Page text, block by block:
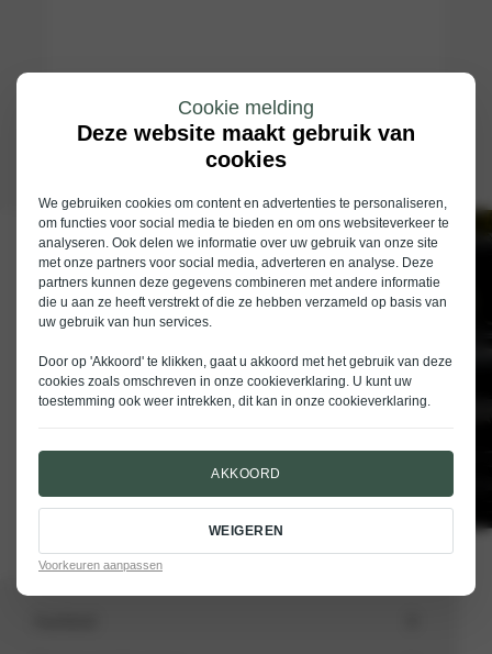
Cookie melding
Deze website maakt gebruik van
cookies
We gebruiken cookies om content en advertenties te personaliseren,
om functies voor social media te bieden en om ons websiteverkeer te
analyseren. Ook delen we informatie over uw gebruik van onze site
met onze partners voor social media, adverteren en analyse. Deze
partners kunnen deze gegevens combineren met andere informatie
die u aan ze heeft verstrekt of die ze hebben verzameld op basis van
uw gebruik van hun services.
Door op 'Akkoord' te klikken, gaat u akkoord met het gebruik van deze
cookies zoals omschreven in onze cookieverklaring. U kunt uw
toestemming ook weer intrekken, dit kan in onze cookieverklaring.
AKKOORD
WEIGEREN
Voorkeuren aanpassen
Schrijf je in voor de nieuwsbrief van
Nieuwenhuijse
E-mailadres
VERSTUREN